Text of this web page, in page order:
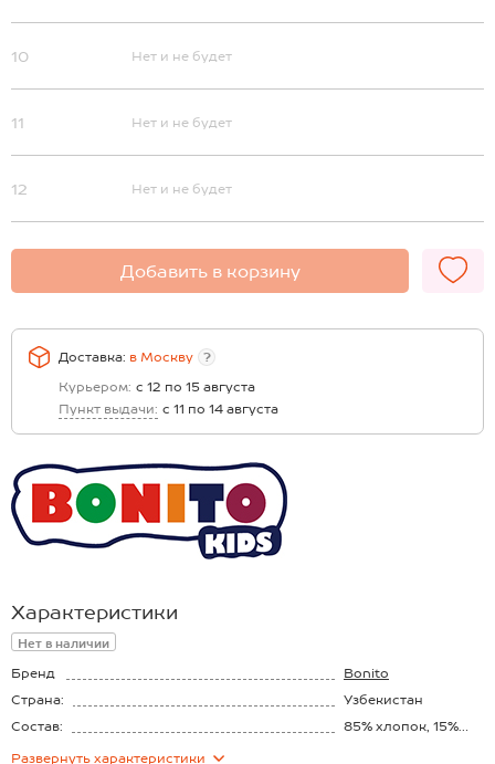
10 Нет и не будет
11 Нет и не будет
12 Нет и не будет
Добавить в корзину
Доставка: в Москву
?
Курьером: с 12 по 15 августа
Пункт выдачи: с 11 по 14 августа
Характеристики
Нет в наличии
Бренд
Bonito
Страна:
Узбекистан
Состав:
85% хлопок, 15%
Материал:
Развернуть характеристики